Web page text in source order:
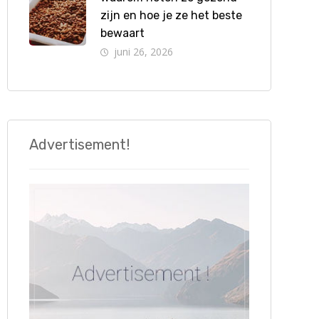
zijn en hoe je ze het beste
bewaart
juni 26, 2026
Advertisement!